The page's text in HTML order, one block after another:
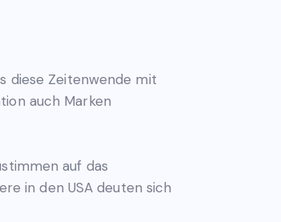
diese Zeitenwende mit
auch Marken
auf das
in den USA deuten sich